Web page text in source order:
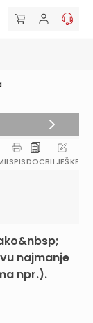
ISPISDOCBILJEŠKE
najmanje
npr.).